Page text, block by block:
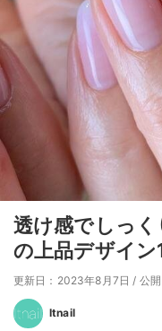
透け感でしっ
の上品デザイン
更新日：2023年8月7日 / 公
Itnail